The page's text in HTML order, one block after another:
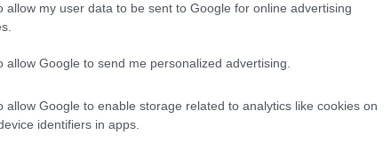
allow my user data to be sent to Google for online advertising
allow Google to send me personalized advertising.
allow Google to enable storage related to analytics like cookies on
identifiers in apps.